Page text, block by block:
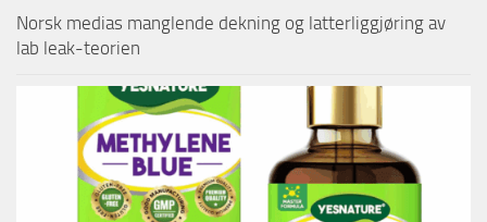
Norsk medias manglende dekning og latterliggjøring av
lab leak-teorien